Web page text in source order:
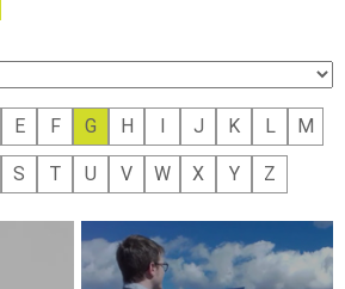
E F G H I J K L M
S T U V W X Y Z